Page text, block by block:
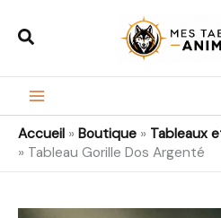
Rechercher
Accueil » Boutique » Tableaux
» Tableau Gorille Dos Argenté